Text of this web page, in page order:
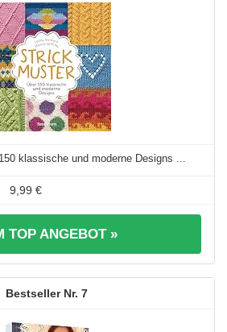
klassische und moderne Designs ...
9,99 €
TOP ANGEBOT »
7